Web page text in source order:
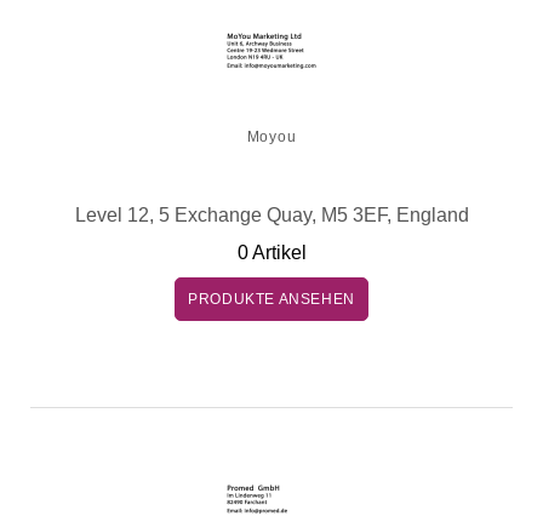
Moyou
Level 12, 5 Exchange Quay, M5 3EF, England
0 Artikel
PRODUKTE ANSEHEN